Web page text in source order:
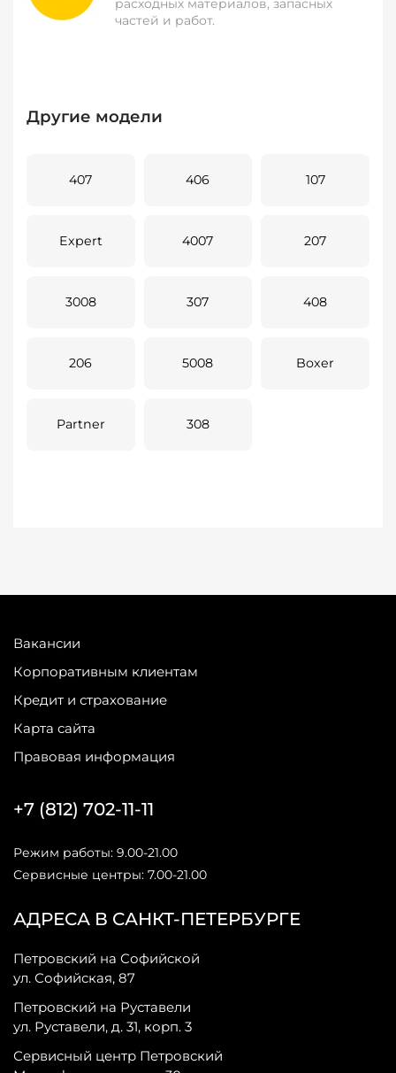
расходных материалов, запасных
частей и работ.
Другие модели
407 406 107
Expert 4007 207
3008 307 408
206 5008 Boxer
Partner 308
Вакансии
Корпоративным клиентам
Кредит и страхование
Карта сайта
Правовая информация
АДРЕСА В САНКТ-ПЕТЕРБУРГЕ
Петровский на Софийской
ул. Софийская, 87
Петровский на Руставели
ул. Руставели, д. 31, корп. 3
Сервисный центр Петровский
+7 (812) 702-11-11
Режим работы: 9.00-21.00
Сервисные центры: 7.00-21.00